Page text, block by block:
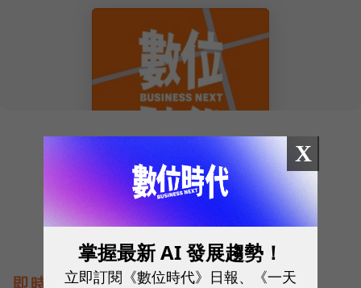
即時熱門文章
X
掌握最新 AI 發展趨勢！
立即訂閱《數位時代》日報、《一天